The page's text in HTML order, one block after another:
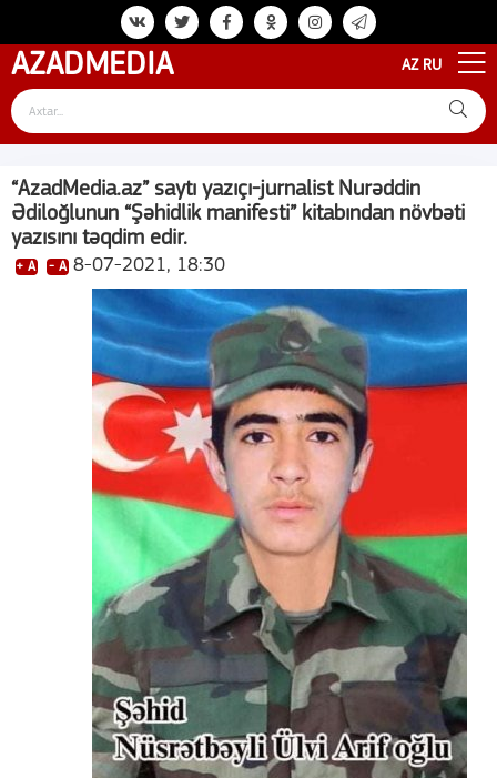
AZADMEDIA AZ RU
“AzadMedia.az” saytı yazıçı-jurnalist Nurəddin
Ədiloğlunun “Şəhidlik manifesti” kitabından növbəti
yazısını təqdim edir.
+ A - A 8-07-2021, 18:30